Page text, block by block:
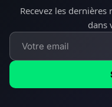
Recevez les
dans